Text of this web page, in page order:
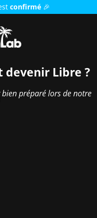
confirmé🎉
devenir Libre ?
bien préparé lors de notre